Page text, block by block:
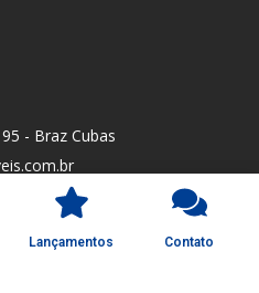
- Braz Cubas
Lançamentos Contato